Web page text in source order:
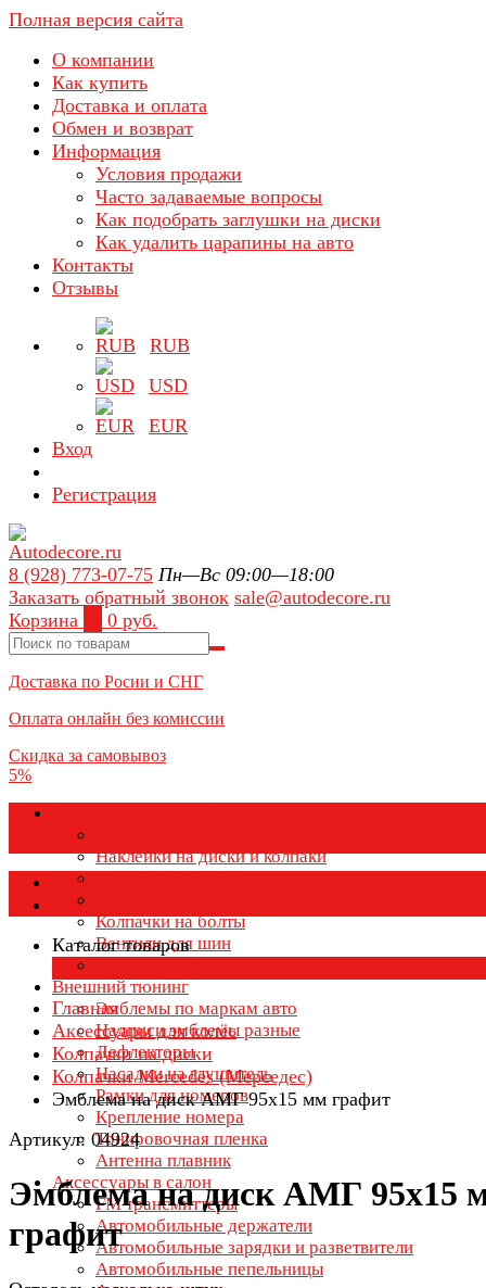
Полная версия сайта
О компании
Как купить
Доставка и оплата
Обмен и возврат
Информация
Условия продажи
Часто задаваемые вопросы
Как подобрать заглушки на диски
Как удалить царапины на авто
Контакты
Отзывы
RUB
USD
EUR
Вход
Регистрация
8 (928) 773-07-75 Пн—Вс 09:00—18:00
Заказать обратный звонок sale@autodecore.ru
Корзина
0 руб.
Доставка по Росии и СНГ
Оплата онлайн без комиссии
Скидка за самовывоз
5%
Наклейки на диски и колпаки
Колпаки на колеса
Колпачки на болты
Вентили для шин
Внешний тюнинг
Эмблемы по маркам авто
Надписи эмблемы разные
Дефлекторы
Насадки на глушитель
Рамки для номеров
Крепление номера
Тонировочная пленка
Антенна плавник
Аксессуары в салон
FM трансмиттеры
Автомобильные держатели
Автомобильные зарядки и разветвители
Автомобильные пепельницы
Каталог товаров
Каталог товаров
Главная
Аксессуары для колёс
Колпачки на диски
Колпачки Mercedes (Мерседес)
Эмблема на диск АМГ 95х15 мм графит
Артикул: 04924
Эмблема на диск АМГ 95х15
графит